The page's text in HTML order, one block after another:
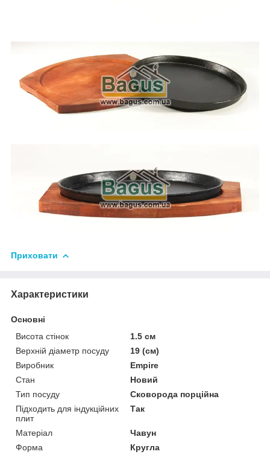
Приховати
Характеристики
Основні
Висота стінок
1.5 см
Верхній діаметр посуду
19 (см)
Виробник
Empire
Стан
Новий
Тип посуду
Сковорода порційна
Підходить для індукційних
плит
Так
Матеріал
Чавун
Форма
Кругла